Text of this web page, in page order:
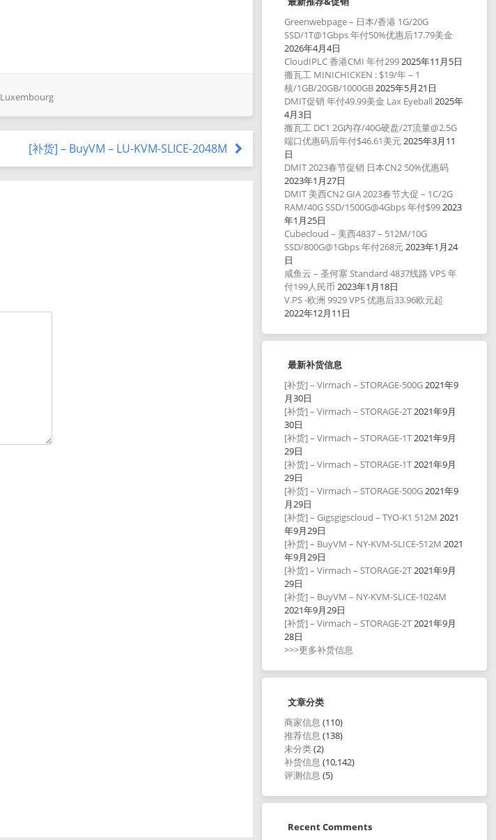
Luxembourg
[补货] – BuyVM – LU-KVM-SLICE-2048M
Greenwebpage – 日本/香港 1G/20G
SSD/1T@1Gbps 年付50%优惠后17.79美金
2026年4月4日
CloudIPLC 香港CMI 年付2992025年11月5日
搬瓦工 MINICHICKEN : $19/年 – 1
核/1GB/20GB/1000GB2025年5月21日
DMIT促销 年付49.99美金 Lax Eyeball 2025年
4月3日
搬瓦工 DC1 2G内存/40G硬盘/2T流量@2.5G
端口优惠码后年付$46.61美元2025年3月11
日
DMIT 2023春节促销 日本CN2 50%优惠码
2023年1月27日
DMIT 美西CN2 GIA 2023春节大促 – 1C/2G
RAM/40G SSD/1500G@4Gbps 年付$992023
年1月25日
Cubecloud – 美西4837 – 512M/10G
SSD/800G@1Gbps 年付268元2023年1月24
日
咸鱼云 – 圣何塞 Standard 4837线路 VPS 年
付199人民币 2023年1月18日
V.PS -欧洲 9929 VPS 优惠后33.96欧元起
2022年12月11日
最新补货信息
[补货] – Virmach – STORAGE-500G2021年9
月30日
[补货] – Virmach – STORAGE-2T2021年9月
30日
[补货] – Virmach – STORAGE-1T2021年9月
29日
[补货] – Virmach – STORAGE-1T2021年9月
29日
[补货] – Virmach – STORAGE-500G2021年9
月29日
[补货] – Gigsgigscloud – TYO-K1 512M 2021
年9月29日
[补货] – BuyVM – NY-KVM-SLICE-512M 2021
年9月29日
[补货] – Virmach – STORAGE-2T2021年9月
29日
[补货] – BuyVM – NY-KVM-SLICE-1024M
2021年9月29日
[补货] – Virmach – STORAGE-2T2021年9月
28日
>>>更多补货信息
文章分类
商家信息 (110)
推荐信息 (138)
未分类(2)
补货信息 (10,142)
评测信息 (5)
Recent Comments